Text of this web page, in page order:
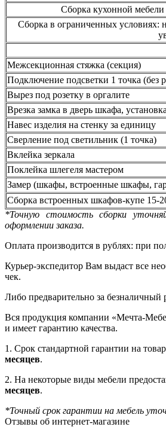
Сборка кухонной
Сборка в ограниченных условиях:
Межсекционная стяжка (секция)
Подключение подсветки 1 точка (без
Вырез под розетку в оргалите
Врезка замка в дверь шкафа,
Навес изделия на стенку за единицу
Сверление под светильник (1 точка)
Вклейка зеркала
Поклейка шлегеля мастером
Замер (шкафы, встроенные шкафы,
Сборка встроенных шкафов-купе 15-
*Точную стоимость сборки
оформлении заказа.
Оплата производится в рублях: при
Курьер-экспедитор Вам выдаст все
чек.
Либо предварительно за безналичный
Вся продукция компании «Мечта-
и имеет гарантию качества.
1. Срок стандартной гарантии на товар
месяцев.
2. На некоторые виды мебели
месяцев.
*Точный срок гарантии на мебель
Отзывы об интернет-магазине